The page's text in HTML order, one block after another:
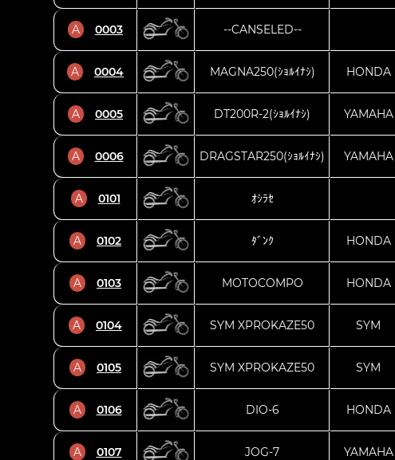
A 0003 --CANSELED--
A 0004 MAGNA250(ｼｮﾙｲﾅｼ) HONDA
A 0005 DT200R-2(ｼｮﾙｲﾅｼ) YAMAHA
A 0006 DRAGSTAR250(ｼｮﾙｲﾅｼ) YAMAHA
A 0101 ｵｼﾗｾ
A 0102 ﾀﾞﾝｸ HONDA
A 0103 MOTOCOMPO HONDA
A 0104 SYM XPROKAZE50 SYM
A 0105 SYM XPROKAZE50 SYM
A 0106 DIO-6 HONDA
A 0107 JOG-7 YAMAHA